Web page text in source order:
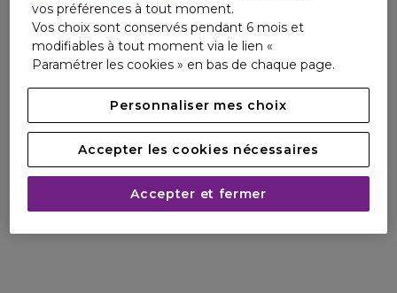
vos préférences à tout moment.
Vos choix sont conservés pendant 6 mois et
modifiables à tout moment via le lien «
Paramétrer les cookies » en bas de chaque page.
Personnaliser mes choix
Accepter les cookies nécessaires
Accepter et fermer